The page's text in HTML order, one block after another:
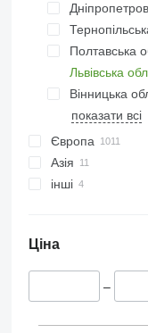
Біла
Обухів
Березань
Проліски
Бориспіль
Знам'янка
Дніпро
Тернопіль
Хоростків
Людвище
Беримівці
Полтавська
Полтава
Диканька
Глобине
Львівська
Львів
Батятичі
Велике
Вінницька
Вінниця
Якушинці
Суми
Одеса
Рівне
Корець
Песець
Бердичів
Коростень
Миколаїв
Козирка
Чернігів
Луцьк
Панка
Подвірне
Запоріжжя
Марківка
показати всі
Європа
Норвегія
Франція
Азія
інші
Ціна
–